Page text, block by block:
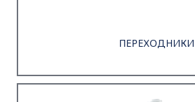
ПЕРЕХОДНИКИ